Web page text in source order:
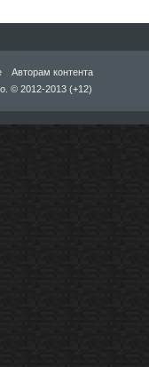
Авторам контента
© 2012-2013 (+12)